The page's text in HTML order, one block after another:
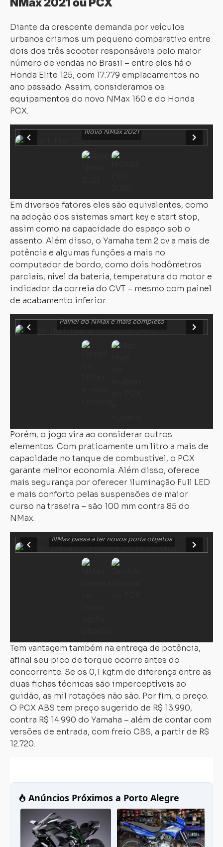
Diante da crescente demanda por veículos
urbanos criamos um pequeno comparativo entre
dois dos três scooter responsáveis pelo maior
número de vendas no Brasil – entre eles há o
Honda Elite 125, com 17.779 emplacamentos no
ano passado. Assim, consideramos os
equipamentos do novo NMax 160 e do Honda
PCX.
Novo NMax 2021
Em diversos fatores eles são equivalentes, como
na adoção dos sistemas smart key e start stop,
assim como na capacidade do espaço sob o
assento. Além disso, o Yamaha tem 2 cv a mais de
potência e algumas funções a mais no
computador de bordo, como dois hodômetros
parciais, nível da bateria, temperatura do motor e
indicador da correia do CVT – mesmo com painel
de acabamento inferior.
Painel do NMax é mais completo
Porém, o jogo vira ao considerar outros
elementos. Com praticamente um litro a mais de
capacidade no tanque de combustível, o PCX
garante melhor economia. Além disso, oferece
mais segurança por oferecer iluminação Full LED
e mais conforto pelas suspensões de maior
curso na traseira – são 100 mm contra 85 do
NMax.
NMax passa a ter novos porta objetos
Tem vantagem também na entrega de potência,
afinal seu pico de torque ocorre antes do
concorrente. Se os 0,1 kgf.m de diferença entre as
duas fichas técnicas são imperceptíveis ao
guidão, as mil rotações não são. Por fim, o preço.
O PCX ABS tem preço sugerido de R$ 13.990,
contra R$ 14.990 do Yamaha – além de contar com
versões de entrada, com freio CBS, a partir de R$
12.720.